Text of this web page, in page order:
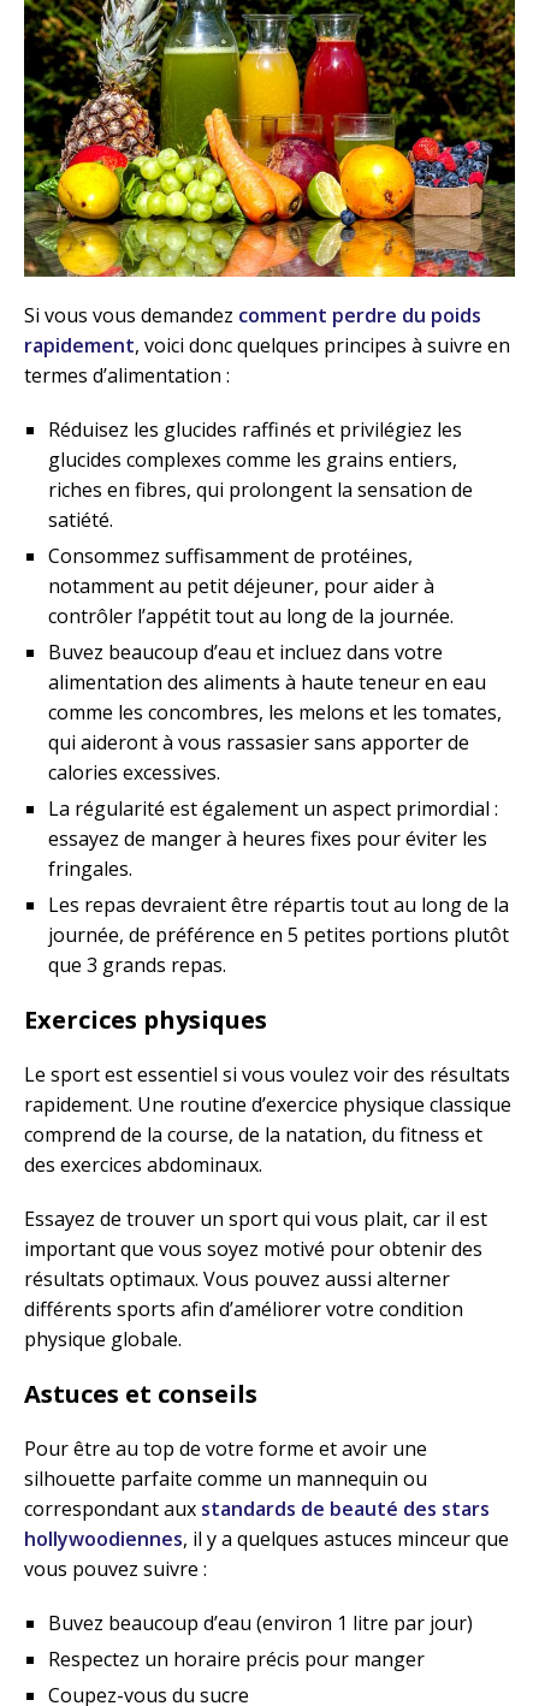
Si vous vous demandez comment perdre du poids
rapidement, voici donc quelques principes à suivre en
termes d’alimentation :
Réduisez les glucides raffinés et privilégiez les
glucides complexes comme les grains entiers,
riches en fibres, qui prolongent la sensation de
satiété.
Consommez suffisamment de protéines,
notamment au petit déjeuner, pour aider à
contrôler l’appétit tout au long de la journée.
Buvez beaucoup d’eau et incluez dans votre
alimentation des aliments à haute teneur en eau
comme les concombres, les melons et les tomates,
qui aideront à vous rassasier sans apporter de
calories excessives.
La régularité est également un aspect primordial :
essayez de manger à heures fixes pour éviter les
fringales.
Les repas devraient être répartis tout au long de la
journée, de préférence en 5 petites portions plutôt
que 3 grands repas.
Exercices physiques
Le sport est essentiel si vous voulez voir des résultats
rapidement. Une routine d’exercice physique classique
comprend de la course, de la natation, du fitness et
des exercices abdominaux.
Essayez de trouver un sport qui vous plait, car il est
important que vous soyez motivé pour obtenir des
résultats optimaux. Vous pouvez aussi alterner
différents sports afin d’améliorer votre condition
physique globale.
Astuces et conseils
Pour être au top de votre forme et avoir une
silhouette parfaite comme un mannequin ou
correspondant aux standards de beauté des stars
hollywoodiennes, il y a quelques astuces minceur que
vous pouvez suivre :
Buvez beaucoup d’eau (environ 1 litre par jour)
Respectez un horaire précis pour manger
Coupez-vous du sucre